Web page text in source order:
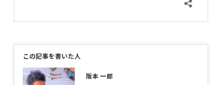
この記事を書いた人
阪本 一郎